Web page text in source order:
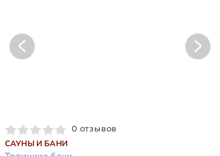
0 отзывов
САУНЫ И БАНИ